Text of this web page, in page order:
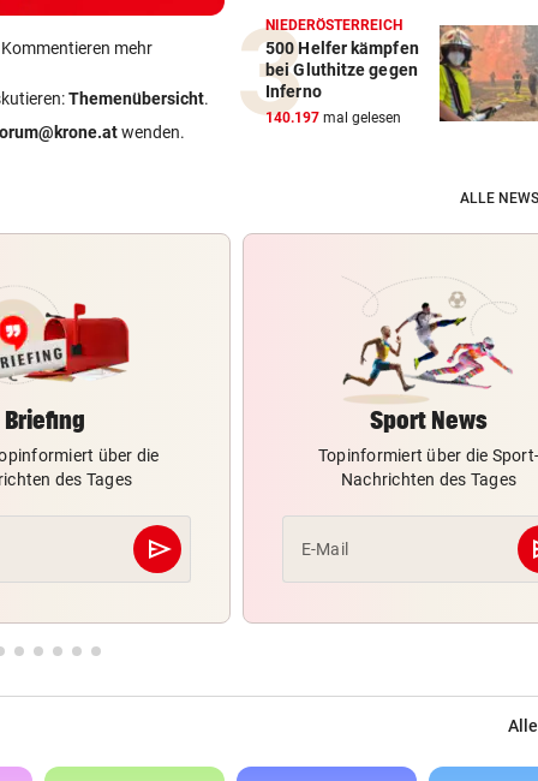
mehr
Themenübersicht.
wenden.
NIEDERÖSTERREICH
500 Helfer kämpfen
bei Gluthitze gegen
Inferno
140.197 mal gelesen
ALLE
Briefing
über die
des Tages
send
Abschicken
Sport News
Topinformiert über die Sport-
Nachrichten des Tages
E-Mail